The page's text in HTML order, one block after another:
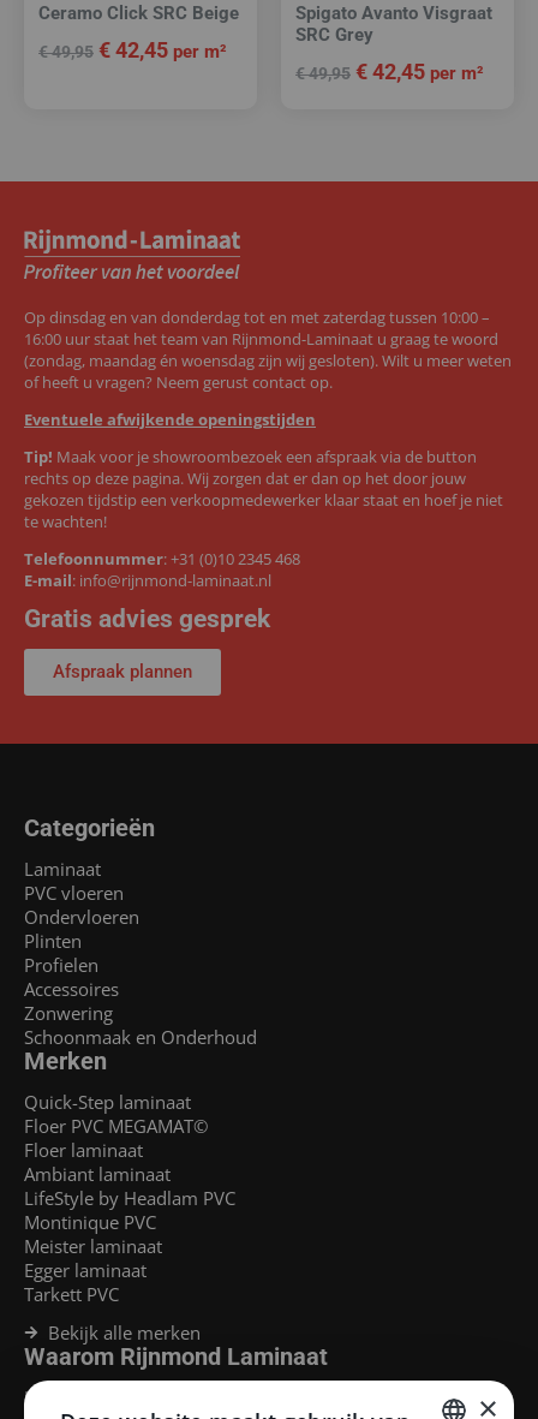
Ceramo Click SRC Beige
€49,95 €42,45 per m²
Spigato Avanto Visgraat
SRC Grey
€49,95 €42,45 per m²
Op dinsdag en van donderdag tot en met zaterdag tussen 10:00 –
16:00 uur staat het team van Rijnmond-Laminaat u graag te woord
(zondag, maandag én woensdag zijn wij gesloten). Wilt u meer weten
of heeft u vragen? Neem gerust contact op.
Eventuele afwijkende openingstijden
Tip! Maak voor je showroombezoek een afspraak via de button
rechts op deze pagina. Wij zorgen dat er dan op het door jouw
gekozen tijdstip een verkoopmedewerker klaar staat en hoef je niet
te wachten!
Telefoonnummer:+31 (0)10 2345 468
E-mail: info@rijnmond-laminaat.nl
Gratis advies gesprek
Afspraak plannen
Categorieën
Laminaat
PVC vloeren
Ondervloeren
Plinten
Profielen
Accessoires
Zonwering
Schoonmaak en Onderhoud
Merken
Quick-Step laminaat
Floer PVC MEGAMAT©
Floer laminaat
Ambiant laminaat
LifeStyle by Headlam PVC
Montinique PVC
Meister laminaat
Egger laminaat
Tarkett PVC
Bekijk alle merken
Waarom Rijnmond Laminaat
Legservice
×